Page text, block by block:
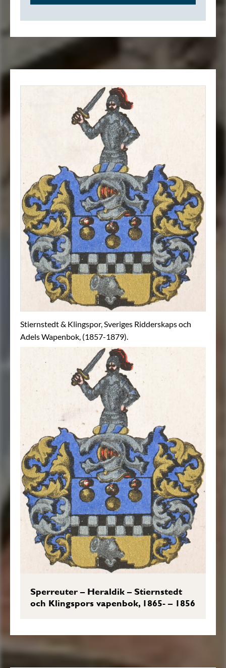
Stiernstedt & Klingspor, Sveriges Ridderskaps och
Adels Wapenbok, (1857-1879).
Sperreuter – Heraldik – Stiernstedt
och Klingspors vapenbok, 1865- – 1856